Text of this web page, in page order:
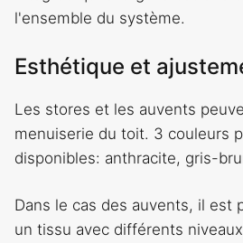
l'ensemble du système.
Esthétique et
Les stores et les auvents
menuiserie du toit. 3 couleurs
disponibles: anthracite, gris-
Dans le cas des auvents, il est
un tissu avec différents